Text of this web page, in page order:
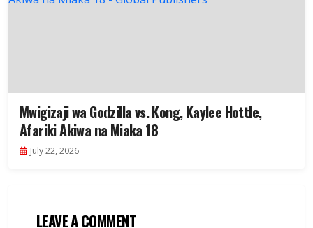
Mwigizaji wa Godzilla vs. Kong, Kaylee Hottle,
Afariki Akiwa na Miaka 18
July 22, 2026
LEAVE A COMMENT